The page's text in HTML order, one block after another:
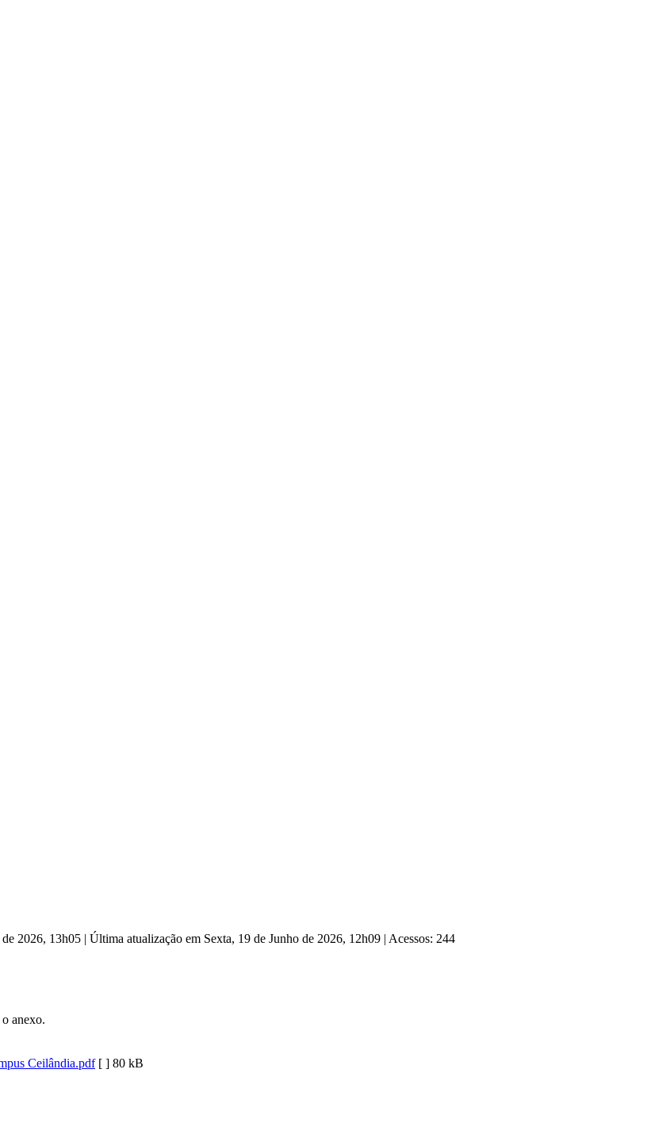
2026, 13h05 | Última atualização em Sexta, 19 de Junho de 2026, 12h09 | Acessos: 244
anexo.
Ceilândia.pdf [ ] 80 kB